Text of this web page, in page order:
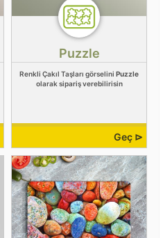
Puzzle
Renkli Çakıl Taşları görselini Puzzle
olarak sipariş verebilirisin
Geç ⊳